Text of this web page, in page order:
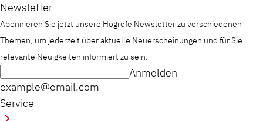
Newsletter
Abonnieren Sie jetzt unsere Hogrefe Newsletter zu verschiedenen
Themen, um jederzeit über aktuelle Neuerscheinungen und für Sie
relevante Neuigkeiten informiert zu sein.
example@email.com
Anmelden
Service